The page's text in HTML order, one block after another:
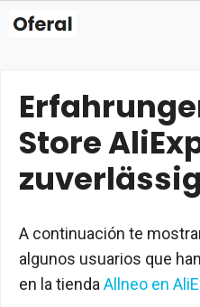
Zum
Inhalt
Store
A continuación te
algunos usuarios que
en la tienda Allneo en